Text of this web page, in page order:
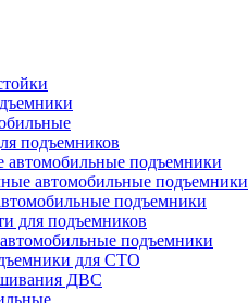
подъемников
автомобильные подъемники
автомобильные подъемники
подъемники
для подъемников
подъемники
для СТО
ДВС